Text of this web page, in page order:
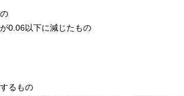
0.06以下に減じたもの
るもの